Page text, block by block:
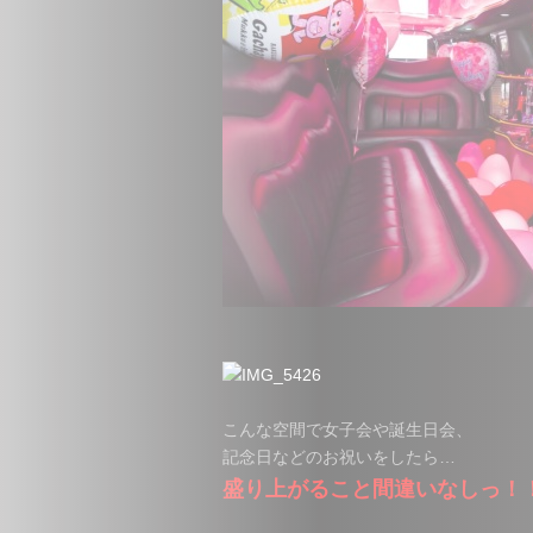
こんな空間で女子会や誕生日会、
記念日などのお祝いをしたら…
盛り上がること間違いなしっ！